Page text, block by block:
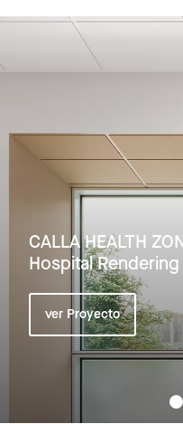
CALLA HEALTH
Hospital Rendering
ver Proyecto